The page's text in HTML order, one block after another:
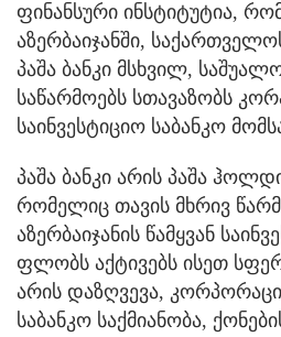
ფინანსური ინსტიტუტია,
აზერბაიჯანში,
პაშა ბანკი მსხვილ,
საწარმოებს სთავაზობს
საინვესტიციო საბანკო
პაშა ბანკი არის პაშა
რომელიც თავის მხრივ
აზერბაიჯანის წამყვან
ფლობს აქტივებს ისეთ
არის დაზღვევა,
საბანკო საქმიანობა,